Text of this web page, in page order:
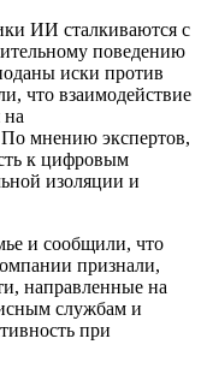
ИИ сталкиваются с
поведению
иски против
что взаимодействие
на
мнению экспертов,
к цифровым
изоляции и
и сообщили, что
признали,
направленные на
службам и
при